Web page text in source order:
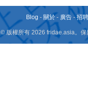
Blog - 關於 - 廣告 -招
© 版權所有 2026 fridae.asia。